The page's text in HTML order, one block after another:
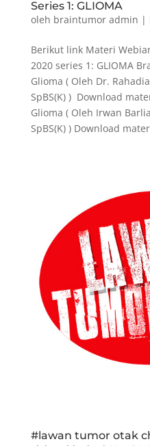
Series 1: GLIOMA
oleh braintumor admin |
Berikut link Materi
2020 series 1: GLIOMA
Glioma ( Oleh Dr.
SpBS(K) ) Download
Glioma ( Oleh Irwan
SpBS(K) ) Download
#lawan tumor otak